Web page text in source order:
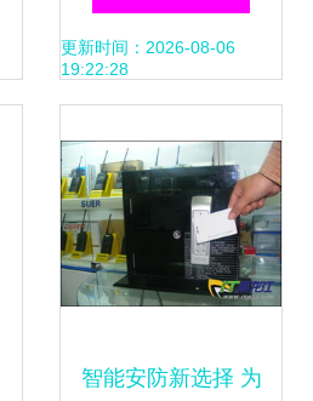
考勤新选择 中控
升级产品深度解析
更新时间：2026-08-06
19:22:28
智能安防新选择 为